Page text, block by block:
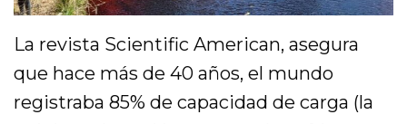
La revista Scientific American, asegura
que hace más de 40 años, el mundo
registraba 85% de capacidad de carga (la